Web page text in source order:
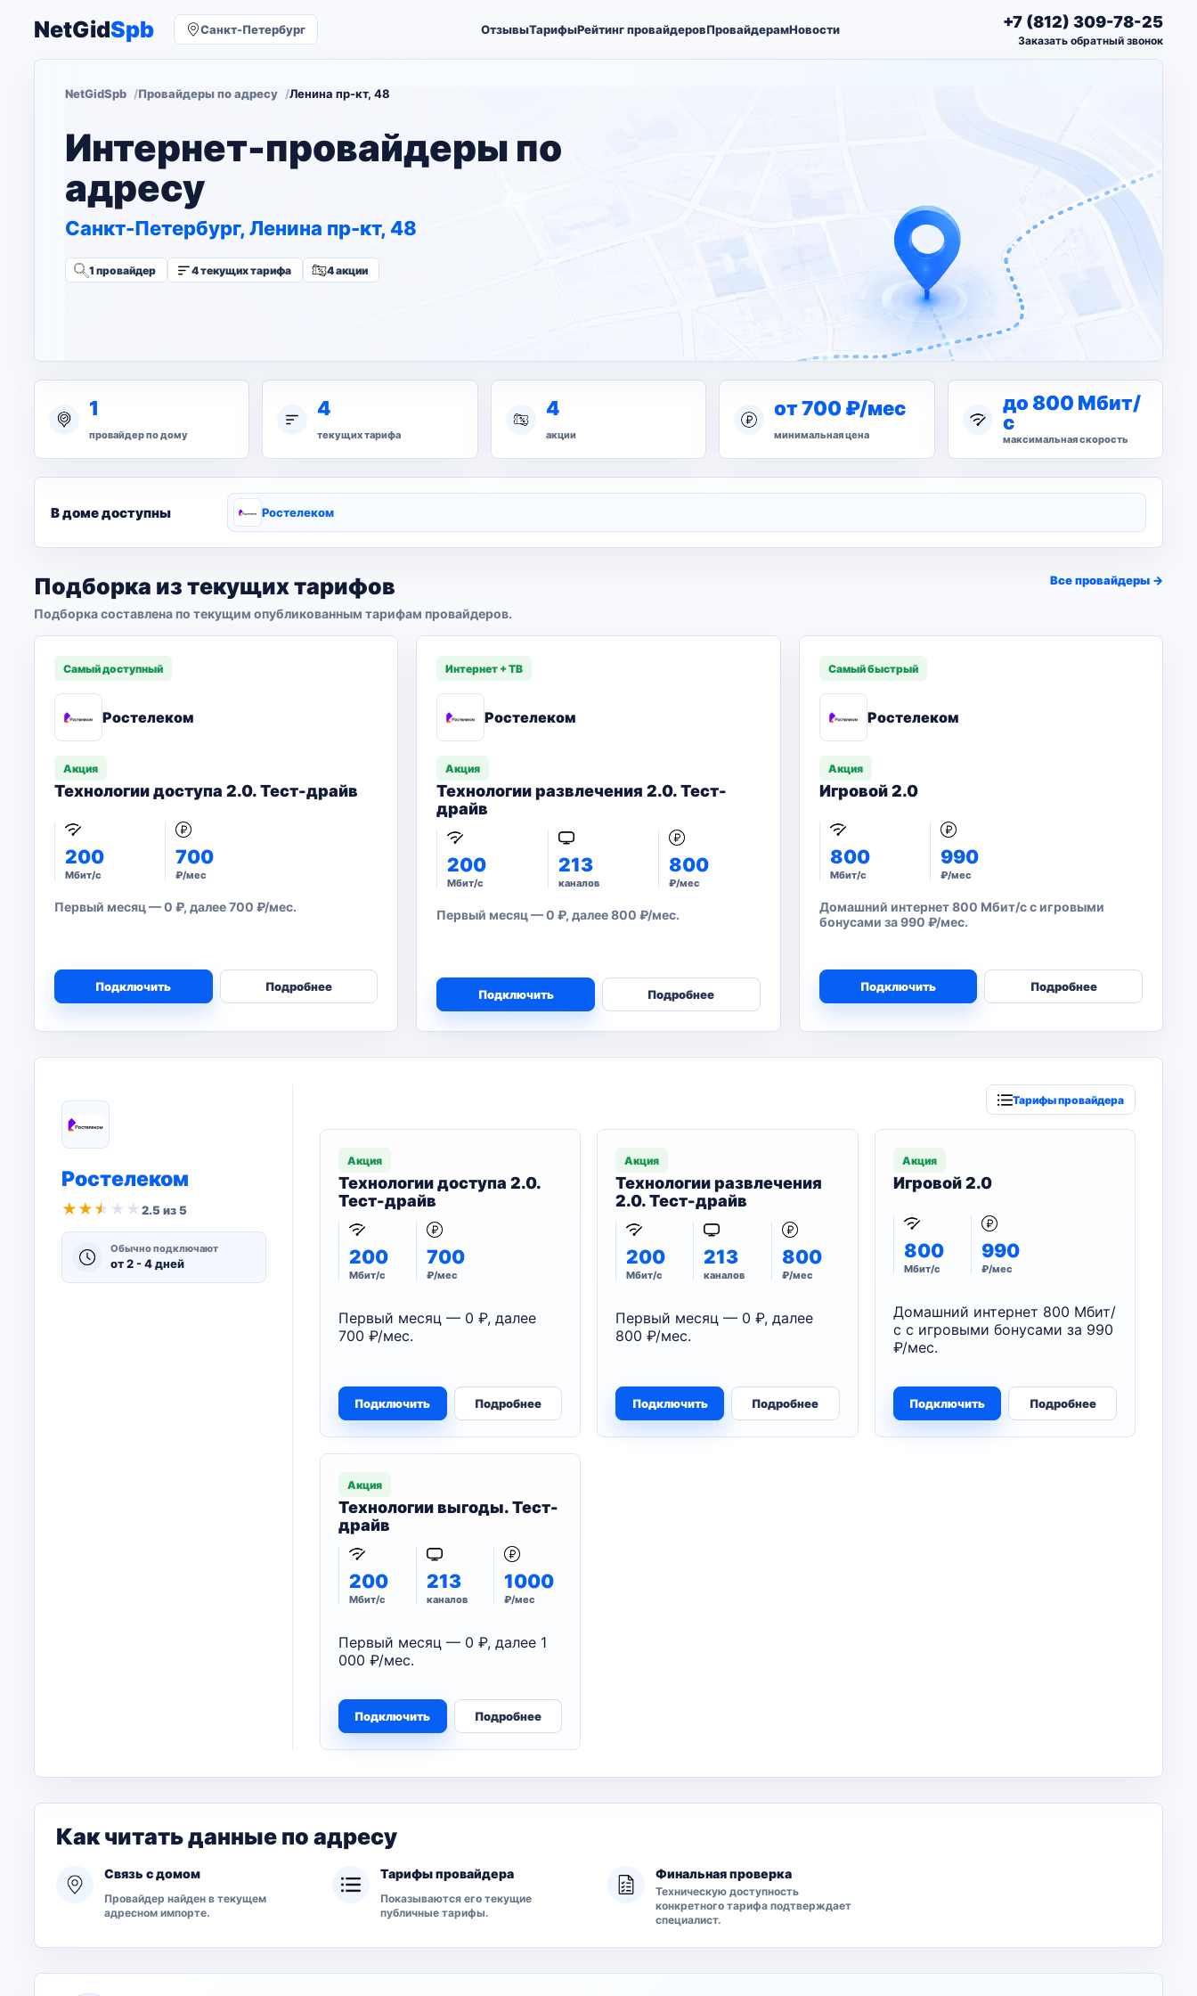
NetGidSpb Санкт-Петербург ОтзывыТарифыРейтинг провайдеровПровайдерамНовости +7 (812) 309-78-25
Заказать обратный звонок
NetGidSpb Провайдеры по адресу Ленина пр-кт, 48
Интернет-провайдеры по
адресу
Санкт-Петербург, Ленина пр-кт, 48
1 провайдер 4 текущих тарифа 4 акции
1
провайдер по дому
4
текущих тарифа
4
акции
от 700 ₽/мес
минимальная цена
до 800 Мбит/
с
максимальная скорость
В доме доступны Ростелеком
Подборка из текущих тарифов
Подборка составлена по текущим опубликованным тарифам провайдеров.
Все провайдеры →
Самый доступный
Ростелеком
Акция
Технологии доступа 2.0. Тест-драйв
200
Мбит/с
700
₽/мес
Первый месяц — 0 ₽, далее 700 ₽/мес.
Подключить Подробнее
Интернет + ТВ
Ростелеком
Акция
Технологии развлечения 2.0. Тест-
драйв
200
Мбит/с
213
каналов
800
₽/мес
Первый месяц — 0 ₽, далее 800 ₽/мес.
Подключить Подробнее
Самый быстрый
Ростелеком
Акция
Игровой 2.0
800
Мбит/с
990
₽/мес
Домашний интернет 800 Мбит/с с игровыми
бонусами за 990 ₽/мес.
Подключить Подробнее
Ростелеком
★ ★ ★ ★ ★2.5 из 5
Обычно подключают
от 2 - 4 дней
Тарифы провайдера
Акция
Технологии доступа 2.0.
Тест-драйв
200
Мбит/с
700
₽/мес
Первый месяц — 0 ₽, далее
700 ₽/мес.
Подключить Подробнее
Акция
Технологии развлечения
2.0. Тест-драйв
200
Мбит/с
213
каналов
800
₽/мес
Первый месяц — 0 ₽, далее
800 ₽/мес.
Подключить Подробнее
Акция
Игровой 2.0
800
Мбит/с
990
₽/мес
Домашний интернет 800 Мбит/
с с игровыми бонусами за 990
₽/мес.
Подключить Подробнее
Акция
Технологии выгоды. Тест-
драйв
200
Мбит/с
213
каналов
1000
₽/мес
Первый месяц — 0 ₽, далее 1
000 ₽/мес.
Подключить Подробнее
Как читать данные по адресу
Связь с домом
Провайдер найден в текущем
адресном импорте.
Тарифы провайдера
Показываются его текущие
публичные тарифы.
Финальная проверка
Техническую доступность
конкретного тарифа подтверждает
специалист.